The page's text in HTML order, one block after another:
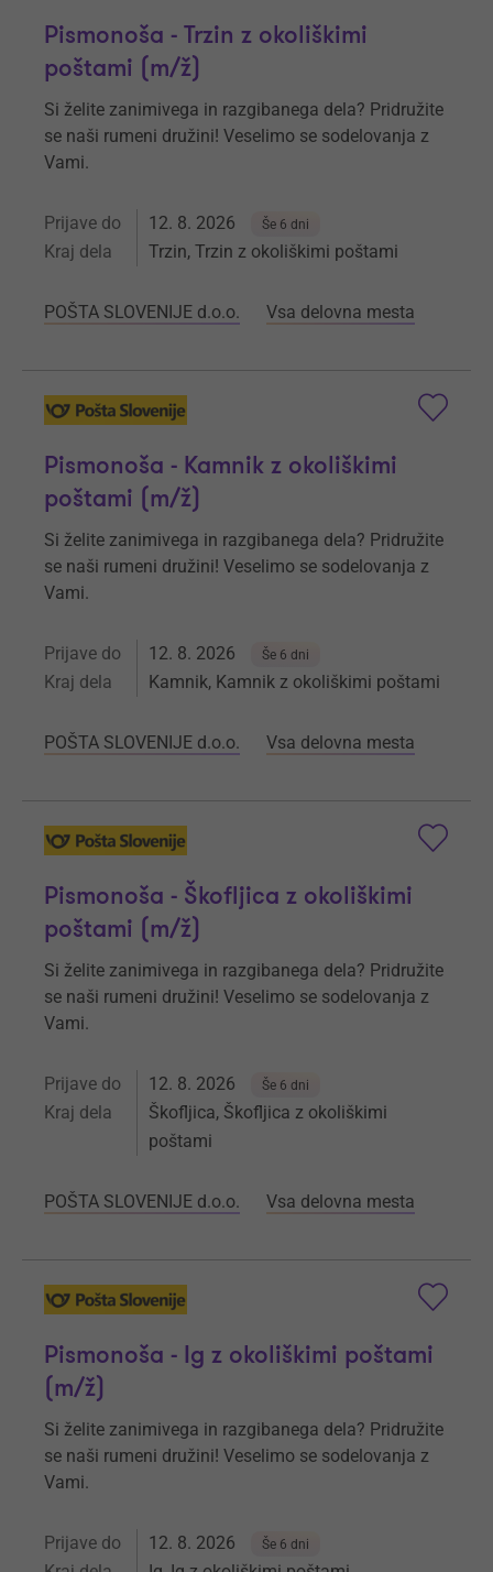
Pismonoša - Trzin z okoliškimi
poštami (m/ž)
Si želite zanimivega in razgibanega dela? Pridružite
se naši rumeni družini! Veselimo se sodelovanja z
Vami.
Prijave do 12. 8. 2026 Še 6 dni
Kraj dela Trzin, Trzin z okoliškimi poštami
POŠTA SLOVENIJE d.o.o. Vsa delovna mesta
Pismonoša - Kamnik z okoliškimi
poštami (m/ž)
Si želite zanimivega in razgibanega dela? Pridružite
se naši rumeni družini! Veselimo se sodelovanja z
Vami.
Prijave do 12. 8. 2026 Še 6 dni
Kraj dela Kamnik, Kamnik z okoliškimi poštami
POŠTA SLOVENIJE d.o.o. Vsa delovna mesta
Pismonoša - Škofljica z okoliškimi
poštami (m/ž)
Si želite zanimivega in razgibanega dela? Pridružite
se naši rumeni družini! Veselimo se sodelovanja z
Vami.
Prijave do 12. 8. 2026 Še 6 dni
Kraj dela
Škofljica, Škofljica z okoliškimi
poštami
POŠTA SLOVENIJE d.o.o. Vsa delovna mesta
Pismonoša - Ig z okoliškimi poštami
(m/ž)
Si želite zanimivega in razgibanega dela? Pridružite
se naši rumeni družini! Veselimo se sodelovanja z
Vami.
Prijave do 12. 8. 2026 Še 6 dni